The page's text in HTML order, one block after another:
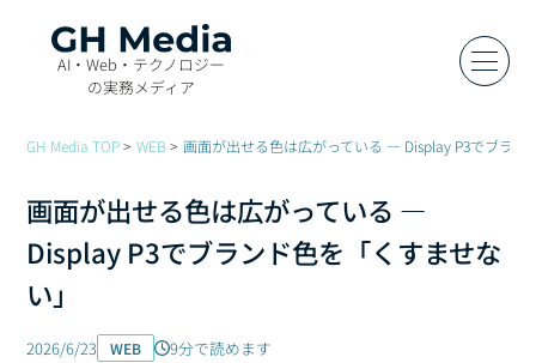
AI・Web・テクノロジー
の実務メディア
GH Media TOP WEB 画面が出せる色は広がっている — Display P3でブラン
画面が出せる色は広がっている —
Display P3でブランド色を「くすませな
い」
2026/6/23 WEB 9分で読めます